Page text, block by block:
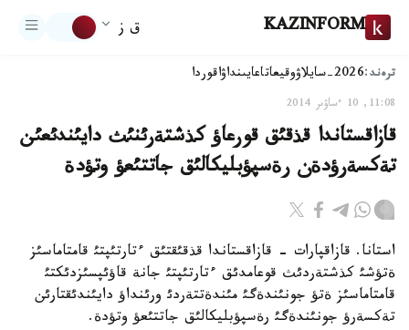
KAZINFORM ق ز
ترەند:2026-سايلاۋ وقيعاتاعايىنداۋاقوردا
11:08, 10 ءساۋىر 2014
قازاقستاندا قذقئق قورعاؤ كذشتةرئنئث دايئندئعئن
تةكسةرؤدةن رةسپؤبليكالئق جاتتئعؤ وتؤدة
استانا. قازاقپارات - قازاقستاندا قذقئقتئق ءتارتئپتئ قامتاماسئز
ةتؤشئ كذشتةردئث قوعامدئق ءتارتئپتئ جانة قاؤئپسئزدئكتئ
قامتاماسئز ةتؤ جونئندةگئ مئندةتتةردئ ورئنداؤ دايئندئقتارئن
تةكسةرؤ جونئندةگئ رةسپؤبليكالئق جاتتئعؤ وتؤدة.